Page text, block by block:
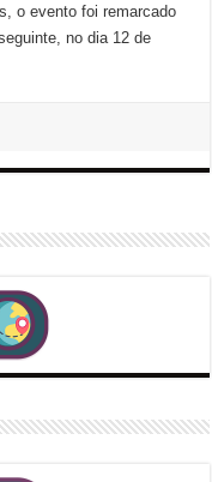
o evento foi remarcado
no dia 12 de